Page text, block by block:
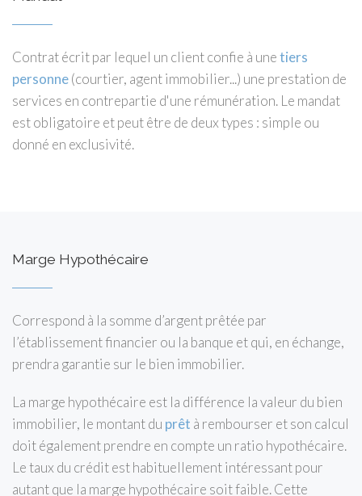
Contrat écrit par lequel un client confie à unetiers
personne(courtier, agent immobilier...) une prestation de
services en contrepartie d'une rémunération. Le mandat
est obligatoire et peut être de deux types : simple ou
donné en exclusivité.
Marge Hypothécaire
Correspond à la somme d’argent prêtée par
l’établissement financier ou la banque et qui, en échange,
prendra garantie sur le bien immobilier.
La marge hypothécaire est la différence la valeur du bien
immobilier, le montant du prêt à rembourser et son calcul
doit également prendre en compte un ratio hypothécaire.
Le taux du crédit est habituellement intéressant pour
autant que la marge hypothécaire soit faible. Cette